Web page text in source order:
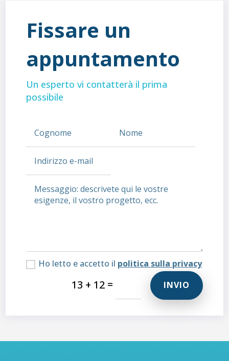
Fissare un
appuntamento
Un esperto vi contatterà il prima
possibile
Ho letto e accetto il politica sulla privacy
13 + 12= INVIO